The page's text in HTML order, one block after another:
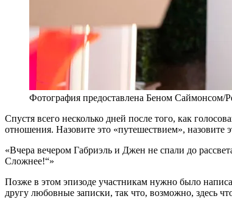
Фотография предоставлена Беном Саймонсом/
Спустя всего несколько дней после того, как
отношения. Назовите это «путешествием», назовите
«Вчера вечером Габриэль и Джен не спали до
Сложнее!“»
Позже в этом эпизоде участникам нужно было
другу любовные записки, так что, возможно, здесь